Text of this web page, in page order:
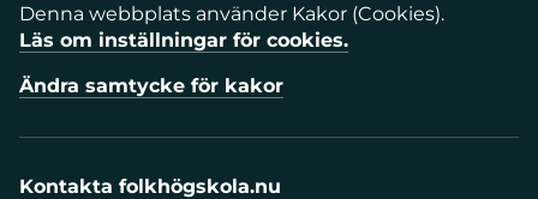
Denna webbplats använder Kakor (Cookies).
Läs om inställningar för cookies.
Ändra samtycke för kakor
Kontakta folkhögskola.nu